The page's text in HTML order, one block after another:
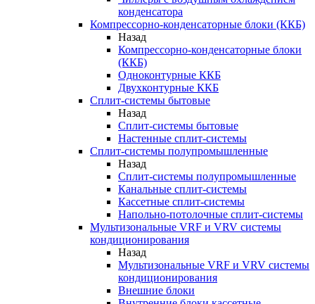
конденсатора
Компрессорно-конденсаторные блоки (ККБ)
Назад
Компрессорно-конденсаторные блоки
(ККБ)
Одноконтурные ККБ
Двухконтурные ККБ
Сплит-системы бытовые
Назад
Сплит-системы бытовые
Настенные сплит-системы
Сплит-системы полупромышленные
Назад
Сплит-системы полупромышленные
Канальные сплит-системы
Кассетные сплит-системы
Напольно-потолочные сплит-системы
Мультизональные VRF и VRV системы
кондиционирования
Назад
Мультизональные VRF и VRV системы
кондиционирования
Внешние блоки